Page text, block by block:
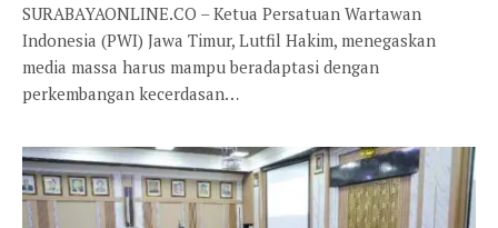
SURABAYAONLINE.CO – Ketua Persatuan Wartawan
Indonesia (PWI) Jawa Timur, Lutfil Hakim, menegaskan
media massa harus mampu beradaptasi dengan
perkembangan kecerdasan…